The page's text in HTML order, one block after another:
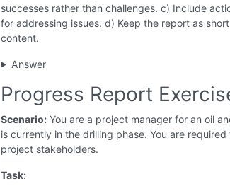
successes rather than challenges. c) Include
for addressing issues. d) Keep the report as
content.
Answer
Progress Report
Scenario: You are a project manager for an oil
is currently in the drilling phase. You are
project stakeholders.
Task: